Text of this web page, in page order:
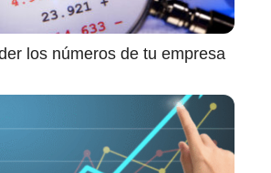
los números de tu empresa